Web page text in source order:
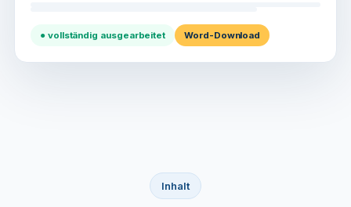
● vollständig ausgearbeitet Word-Download
Inhalt